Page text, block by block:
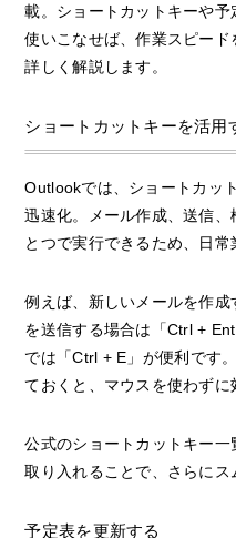
載。ショートカットキーや
使いこなせば、作業スピー
詳しく解説します。
ショートカットキーを活用
Outlookでは、ショートカッ
迅速化。メール作成、送信
とつで実行できるため、日常
例えば、新しいメールを作
を送信する場合は「Ctrl +
では「Ctrl + E」が便利です
ておくと、マウスを使わずに
公式のショートカットキー
取り入れることで、さらにス
予定表を更新する